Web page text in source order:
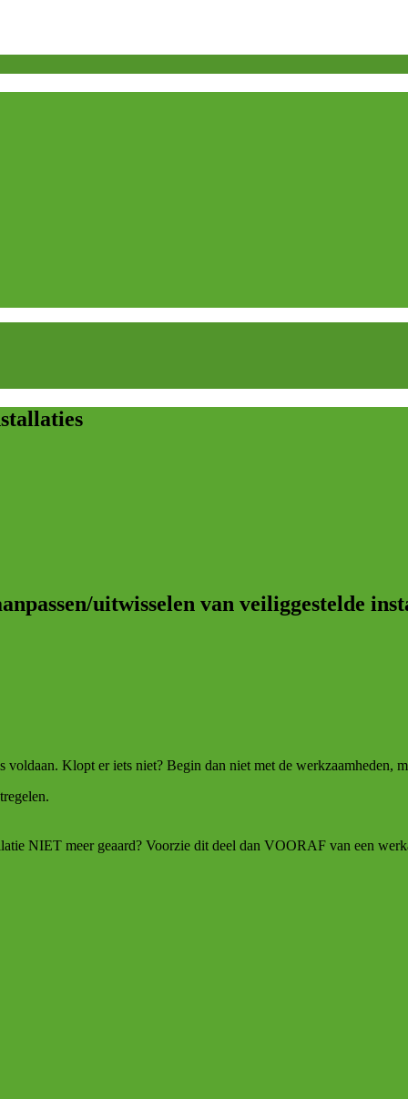
uitwisselen van veiliggestelde
Klopt er iets niet? Begin dan niet met de werkzaamheden,
NIET meer geaard? Voorzie dit deel dan VOORAF van een